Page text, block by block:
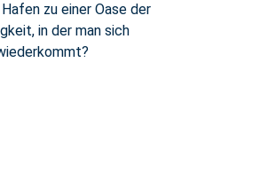
zu einer Oase der
in der man sich